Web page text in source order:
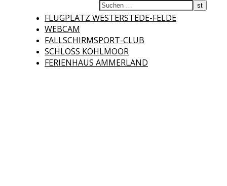
FLUGPLATZ WESTERSTEDE-FELDE
WEBCAM
FALLSCHIRMSPORT-CLUB
SCHLOSS KÖHLMOOR
FERIENHAUS AMMERLAND
Fliegerclub